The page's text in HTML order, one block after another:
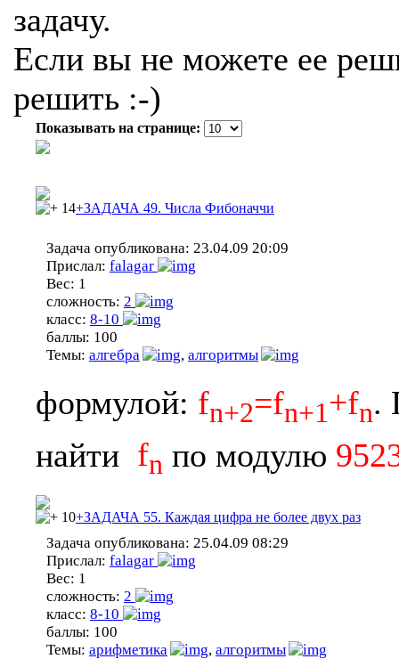
задачу.
Если вы не можете ее
решить :-)
Показывать на странице:
14+ЗАДАЧА 49. Числа Фибоначчи
Задача опубликована: 23.04.09 20:09
Прислал: falagar
Вес: 1
сложность: 2
класс: 8-10
баллы: 100
Темы: алгебра , алгоритмы
формулой: fn+2=fn+1+fn.
найти fn по модулю
10+ЗАДАЧА 55. Каждая цифра не более двух раз
Задача опубликована: 25.04.09 08:29
Прислал: falagar
Вес: 1
сложность: 2
класс: 8-10
баллы: 100
Темы: арифметика , алгоритмы